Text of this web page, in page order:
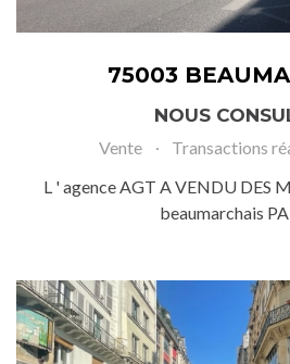
75003
NOUS
Vente Transactions
L ' agence AGT A VENDU DES
beaumarchais